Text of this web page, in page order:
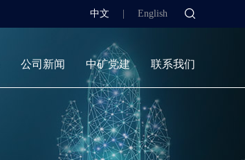
中文 English
公司新闻 中矿党建 联系我们